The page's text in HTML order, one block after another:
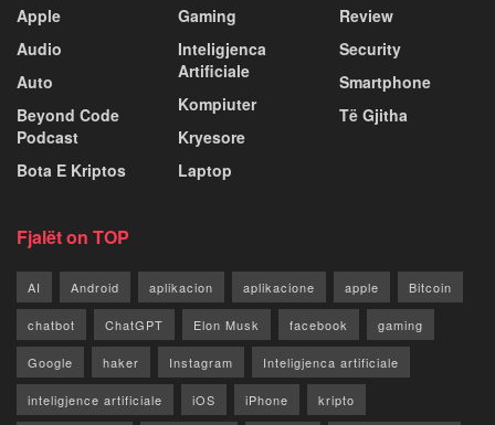
Apple
Audio
Auto
Beyond Code
Podcast
Bota E Kriptos
Gaming
Inteligjenca
Artificiale
Kompiuter
Kryesore
Laptop
Review
Security
Smartphone
Të Gjitha
Fjalët on TOP
AI Android aplikacion aplikacione apple Bitcoin
chatbot ChatGPT Elon Musk facebook gaming
Google haker Instagram Inteligjenca artificiale
inteligjence artificiale iOS iPhone kripto